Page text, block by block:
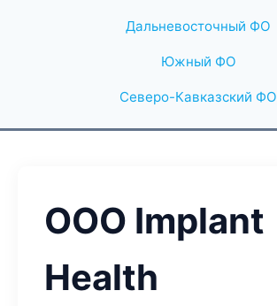
Дальневосточный ФО
Южный ФО
Северо-Кавказский ФО
ООО Implant
Health